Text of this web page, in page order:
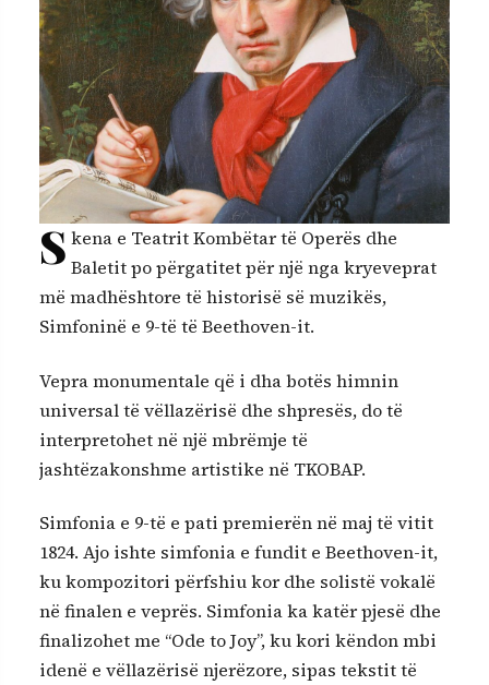
S kena e Teatrit Kombëtar të Operës dhe
Baletit po përgatitet për një nga kryeveprat
më madhështore të historisë së muzikës,
Simfoninë e 9-të të Beethoven-it.
Vepra monumentale që i dha botës himnin
universal të vëllazërisë dhe shpresës, do të
interpretohet në një mbrëmje të
jashtëzakonshme artistike në TKOBAP.
Simfonia e 9-të e pati premierën në maj të vitit
1824. Ajo ishte simfonia e fundit e Beethoven-it,
ku kompozitori përfshiu kor dhe solistë vokalë
në finalen e veprës. Simfonia ka katër pjesë dhe
finalizohet me “Ode to Joy”, ku kori këndon mbi
idenë e vëllazërisë njerëzore, sipas tekstit të